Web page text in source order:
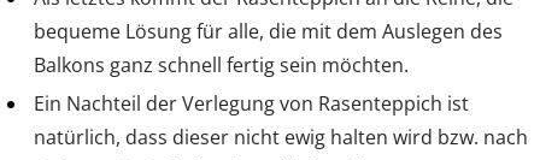
bequeme Lösung für alle, die mit dem Auslegen des
Balkons ganz schnell fertig sein möchten.
Ein Nachteil der Verlegung von Rasenteppich ist
natürlich, dass dieser nicht ewig halten wird bzw. nach